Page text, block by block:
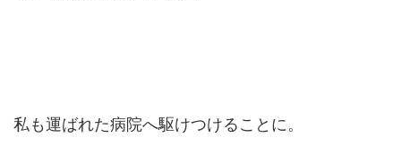
私も運ばれた病院へ駆けつけることに。